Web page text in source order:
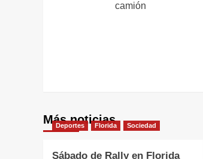
camión
Más noticias
Deportes Florida Sociedad
Sábado de Rally en Florida